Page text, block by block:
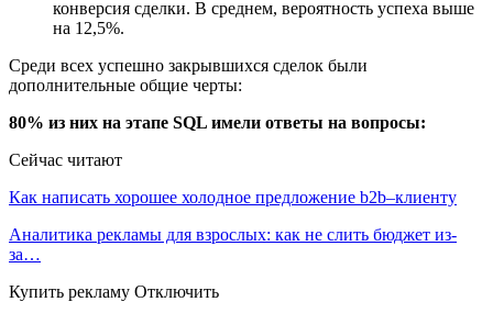
конверсия сделки. В среднем, вероятность успеха выше
на 12,5%.
Среди всех успешно закрывшихся сделок были
дополнительные общие черты:
80% из них на этапе SQL имели ответы на вопросы:
Сейчас читают
Как написать хорошее холодное предложение b2b–клиенту
Аналитика рекламы для взрослых: как не слить бюджет из-
за…
Купить рекламу Отключить